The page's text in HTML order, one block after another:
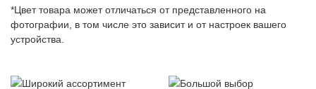
*Цвет товара может отличаться от представленного на
фотографии, в том числе это зависит и от настроек вашего
устройства.